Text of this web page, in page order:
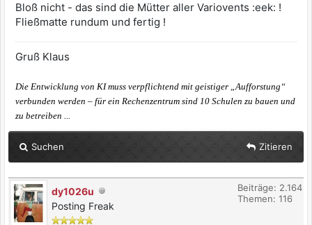
Bloß nicht - das sind die Mütter aller Variovents :eek: !
Fließmatte rundum und fertig !
Gruß Klaus
Die Entwicklung von KI muss verpflichtend mit geistiger „Aufforstung“
verbunden werden – für ein Rechenzentrum sind 10 Schulen zu bauen und
zu betreiben ...
Suchen Zitieren
dy1026u
Posting Freak
Beiträge: 2.164
Themen: 116